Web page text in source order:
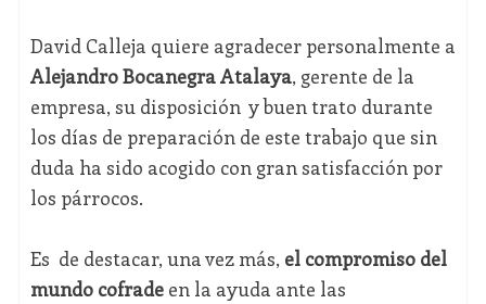
David Calleja quiere agradecer personalmente a
Alejandro Bocanegra Atalaya, gerente de la
empresa, su disposición y buen trato durante
los días de preparación de este trabajo que sin
duda ha sido acogido con gran satisfacción por
los párrocos.
Es de destacar, una vez más, el compromiso del
mundo cofradeen la ayuda ante las